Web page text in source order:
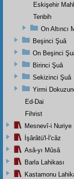
Eskişehir
Tenbih
On Altıncı
Beşinci Şuâ
On Beşinci
Birinci Şuâ
Sekizinci Şuâ
Yirmi
Ed-Dai
Fihrist
Mesnevî-i Nuriye
İşârâtü'l-İ'câz
Asâ-yı Mûsâ
Barla Lahikası
Kastamonu